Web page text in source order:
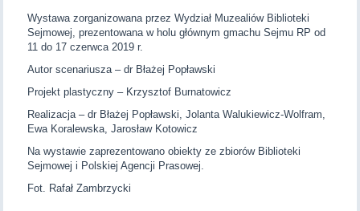
Wystawa zorganizowana przez Wydział Muzealiów Biblioteki
Sejmowej, prezentowana w holu głównym gmachu Sejmu RP od
11 do 17 czerwca 2019 r.
Autor scenariusza – dr Błażej Popławski
Projekt plastyczny – Krzysztof Burnatowicz
Realizacja – dr Błażej Popławski, Jolanta Walukiewicz-Wolfram,
Ewa Koralewska, Jarosław Kotowicz
Na wystawie zaprezentowano obiekty ze zbiorów Biblioteki
Sejmowej i Polskiej Agencji Prasowej.
Fot. Rafał Zambrzycki